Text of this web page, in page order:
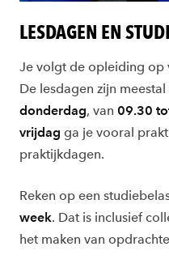
LESDAGEN EN
Je volgt de opleiding op
De lesdagen zijn
donderdag, van 09.30
vrijdag ga je vooral
praktijkdagen.
Reken op een
week. Dat is inclusief
het maken van